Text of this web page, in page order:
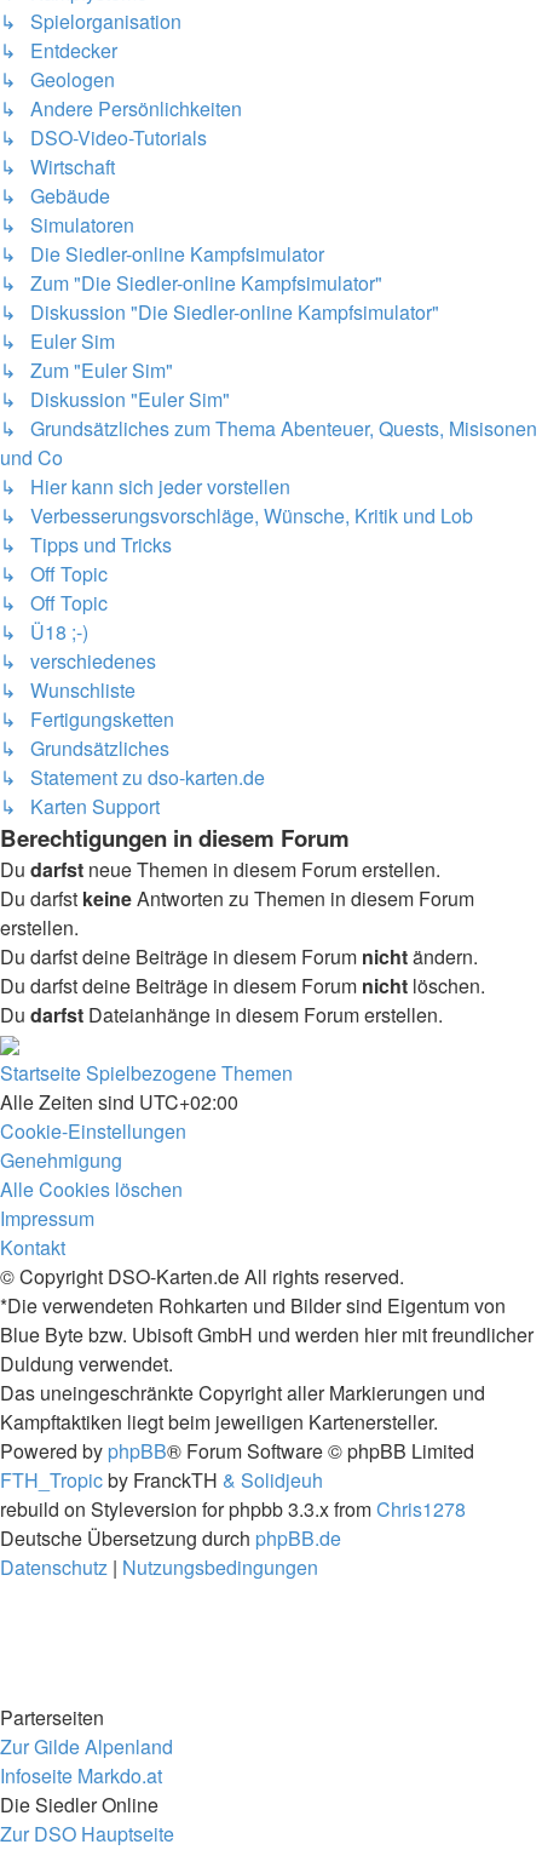
↳ Spielorganisation
↳ Entdecker
↳ Geologen
↳ Andere Persönlichkeiten
↳ DSO-Video-Tutorials
↳ Wirtschaft
↳ Gebäude
↳ Simulatoren
↳ Die Siedler-online Kampfsimulator
↳ Zum "Die Siedler-online Kampfsimulator"
↳ Diskussion "Die Siedler-online Kampfsimulator"
↳ Euler Sim
↳ Zum "Euler Sim"
↳ Diskussion "Euler Sim"
↳ Grundsätzliches zum Thema Abenteuer, Quests, Misisonen
und Co
↳ Hier kann sich jeder vorstellen
↳ Verbesserungsvorschläge, Wünsche, Kritik und Lob
↳ Tipps und Tricks
↳ Off Topic
↳ Off Topic
↳ Ü18 ;-)
↳ verschiedenes
↳ Wunschliste
↳ Fertigungsketten
↳ Grundsätzliches
↳ Statement zu dso-karten.de
↳ Karten Support
Berechtigungen in diesem Forum
Du darfst neue Themen in diesem Forum erstellen.
Du darfst keineAntworten zu Themen in diesem Forum
erstellen.
Du darfst deine Beiträge in diesem Forum nichtändern.
Du darfst deine Beiträge in diesem Forum nicht löschen.
Du darfst Dateianhänge in diesem Forum erstellen.
StartseiteSpielbezogene Themen
Alle Zeiten sind UTC+02:00
Cookie-Einstellungen
Genehmigung
Alle Cookies löschen
Impressum
Kontakt
© Copyright DSO-Karten.de All rights reserved.
*Die verwendeten Rohkarten und Bilder sind Eigentum von
Blue Byte bzw. Ubisoft GmbH und werden hier mit freundlicher
Duldung verwendet.
Das uneingeschränkte Copyright aller Markierungen und
Kampftaktiken liegt beim jeweiligen Kartenersteller.
Powered by phpBB® Forum Software © phpBB Limited
FTH_Tropicby FranckTH & Solidjeuh
rebuild on Styleversion for phpbb 3.3.x fromChris1278
Deutsche Übersetzung durch phpBB.de
Datenschutz | Nutzungsbedingungen
Parterseiten
Zur Gilde Alpenland
Infoseite Markdo.at
Die Siedler Online
Zur DSO Hauptseite